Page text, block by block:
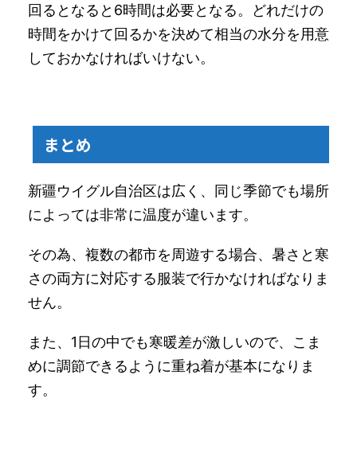
回るとなると6時間は必要となる。どれだけの
時間をかけて回るかを決めて相当の水分を用意
しておかなければいけない。
まとめ
新疆ウイグル自治区は広く、同じ季節でも場所
によっては非常に温度が違います。
その為、複数の都市を周遊する場合、暑さと寒
さの両方に対応する服装で行かなければなりま
せん。
また、1日の中でも寒暖差が激しいので、こま
めに調節できるように重ね着が基本になりま
す。